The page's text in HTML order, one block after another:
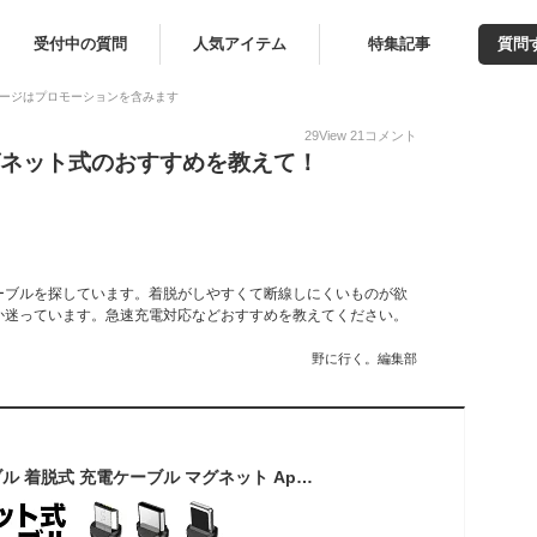
受付中の質問 人気アイテム 特集記事 質問
ジはプロモーションを含みます
29View 21 コメント
ット式のおすすめを教えて！
ルを探しています。着脱がしやすくて断線しにくいものが欲
っています。急速充電対応などおすすめを教えてください。
野に行く。編集部
6本セット 充電ケーブル 着脱式 充電ケーブル マグネット Apple iPad iphone17pro 磁石 断線しにくい iphone Android マルチ タイプc type-c micro USB lightning ライトニング l型 L字型 急速 充電 LEDライト 防塵 360回転 ナイロン Bekvam